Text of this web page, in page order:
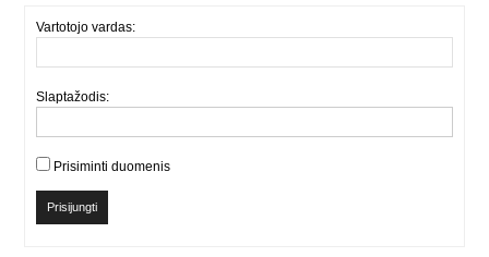
Vartotojo vardas:
Slaptažodis:
Prisiminti duomenis
Prisijungti